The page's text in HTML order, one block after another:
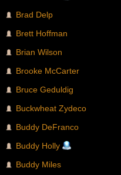
Brad Delp
Brett Hoffman
Brian Wilson
Brooke McCarter
Bruce Geduldig
Buckwheat Zydeco
Buddy DeFranco
Buddy Holly
Buddy Miles